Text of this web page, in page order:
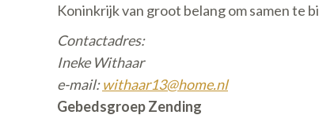
Koninkrijk van groot belang om samen te
Contactadres:
Ineke Withaar
e-mail:withaar13@home.nl
Gebedsgroep Zending